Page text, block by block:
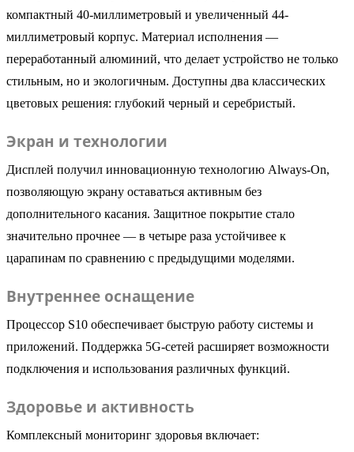
компактный 40-миллиметровый и увеличенный 44-
миллиметровый корпус. Материал исполнения —
переработанный алюминий, что делает устройство не только
стильным, но и экологичным. Доступны два классических
цветовых решения: глубокий черный и серебристый.
Экран и технологии
Дисплей получил инновационную технологию Always-On,
позволяющую экрану оставаться активным без
дополнительного касания. Защитное покрытие стало
значительно прочнее — в четыре раза устойчивее к
царапинам по сравнению с предыдущими моделями.
Внутреннее оснащение
Процессор S10 обеспечивает быструю работу системы и
приложений. Поддержка 5G-сетей расширяет возможности
подключения и использования различных функций.
Здоровье и активность
Комплексный мониторинг здоровья включает: